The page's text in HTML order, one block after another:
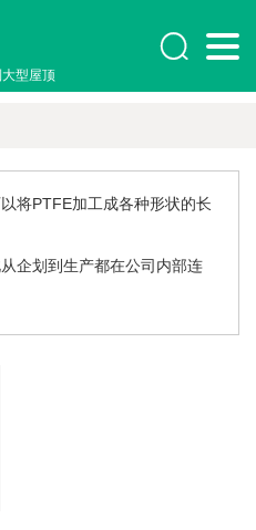
型屋顶

将PTFE加工成各种形状的长
企划到生产都在公司内部连